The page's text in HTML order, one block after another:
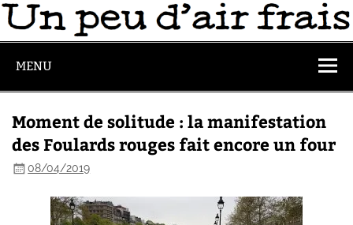
MENU
Moment de solitude : la manifestation
des Foulards rouges fait encore un four
08/04/2019